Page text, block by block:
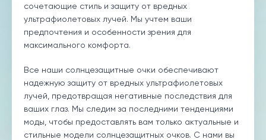
сочетающие стиль и защиту от вредных
ультрафиолетовых лучей. Мы учтем ваши
предпочтения и особенности зрения для
максимального комфорта.
Все наши солнцезащитные очки обеспечивают
надежную защиту от вредных ультрафиолетовых
лучей, предотвращая негативные последствия для
ваших глаз. Мы следим за последними тенденциями
моды, чтобы предоставлять вам только актуальные и
стильные модели солнцезащитных очков. С нами вы